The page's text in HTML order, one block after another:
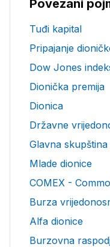
Povezani
Tuđi kapital
Pripajanje
Dow Jones
Dionička premija
Dionica
Državne
Glavna skupština
Mlade dionice
COMEX -
Burza
Alfa dionice
Burzovna